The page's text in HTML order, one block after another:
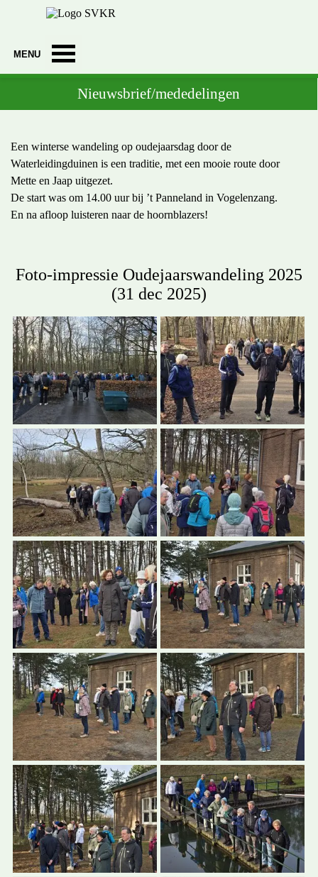
Ga naar de inhoud
Nieuwsbrief/mededelingen
Een winterse wandeling op oudejaarsdag door de
Waterleidingduinen is een traditie, met een mooie route door
Mette en Jaap uitgezet.
De start was om 14.00 uur bij ’t Panneland in Vogelenzang.
En na afloop luisteren naar de hoornblazers!
Foto-impressie Oudejaarswandeling 2025
(31 dec 2025)